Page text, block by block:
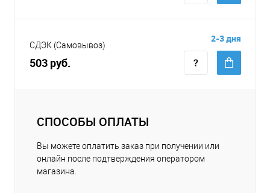
СДЭК (Самовывоз)
503 руб.
2-3 дня
СПОСОБЫ ОПЛАТЫ
Вы можете оплатить заказ при получении или
онлайн после подтверждения оператором
магазина.